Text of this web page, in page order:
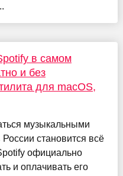
в самом
и без
для macOS,
музыкальными
становится всё
официально
и оплачивать его